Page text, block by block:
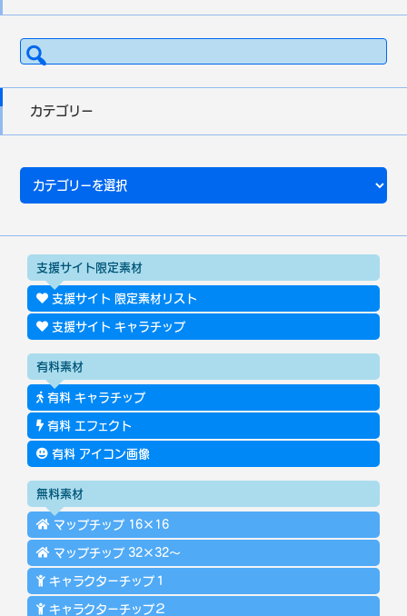
検
索:
カテゴリー
支援サイト限定素材
支援サイト 限定素材リスト
支援サイト キャラチップ
有料素材
有料 キャラチップ
有料 エフェクト
有料 アイコン画像
無料素材
マップチップ 16×16
マップチップ 32×32～
キャラクターチップ１
キャラクターチップ２